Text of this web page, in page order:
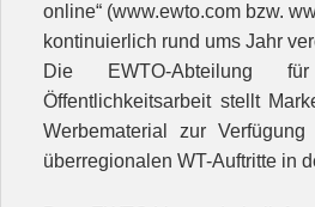
online“ (www.ewto.com bzw.
kontinuierlich rund ums Jahr
Die EWTO-Abteilung
Öffentlichkeitsarbeit stellt
Werbematerial zur
überregionalen WT-Auftritte in